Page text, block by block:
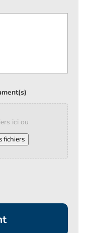
ici ou
fichiers